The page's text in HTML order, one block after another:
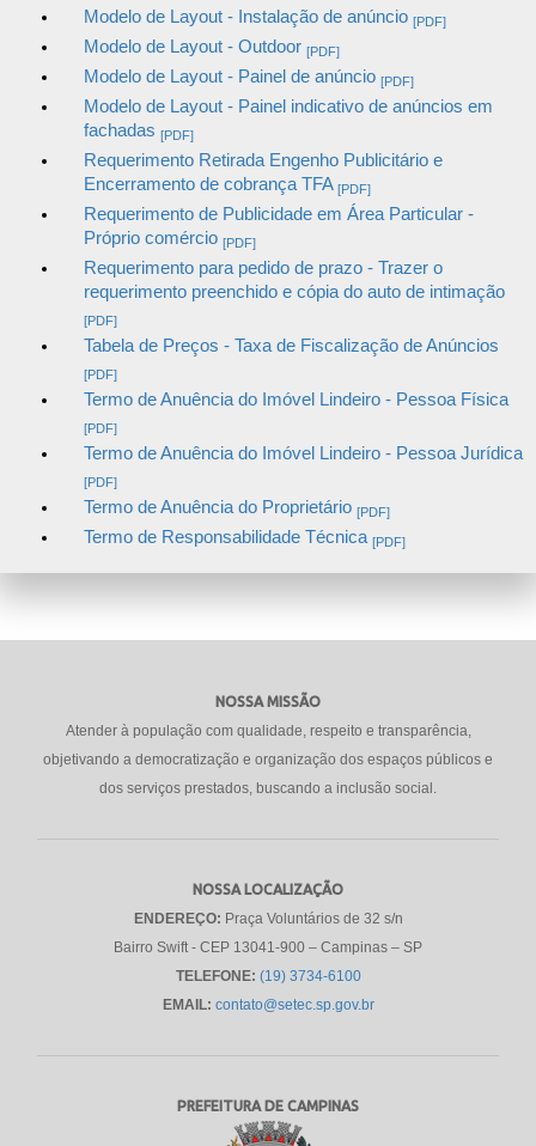
Modelo de Layout - Instalação de anúncio [PDF]
Modelo de Layout - Outdoor [PDF]
Modelo de Layout - Painel de anúncio [PDF]
Modelo de Layout - Painel indicativo de anúncios em
fachadas [PDF]
Requerimento Retirada Engenho Publicitário e
Encerramento de cobrança TFA [PDF]
Requerimento de Publicidade em Área Particular -
Próprio comércio [PDF]
Requerimento para pedido de prazo - Trazer o
requerimento preenchido e cópia do auto de intimação
[PDF]
Tabela de Preços - Taxa de Fiscalização de Anúncios
[PDF]
Termo de Anuência do Imóvel Lindeiro - Pessoa Física
[PDF]
Termo de Anuência do Imóvel Lindeiro - Pessoa Jurídica
[PDF]
Termo de Anuência do Proprietário [PDF]
Termo de Responsabilidade Técnica [PDF]
NOSSA MISSÃO
Atender à população com qualidade, respeito e transparência,
objetivando a democratização e organização dos espaços públicos e
dos serviços prestados, buscando a inclusão social.
NOSSA LOCALIZAÇÃO
ENDEREÇO: Praça Voluntários de 32 s/n
Bairro Swift - CEP 13041-900 – Campinas – SP
TELEFONE: (19) 3734-6100
EMAIL: contato@setec.sp.gov.br
PREFEITURA DE CAMPINAS